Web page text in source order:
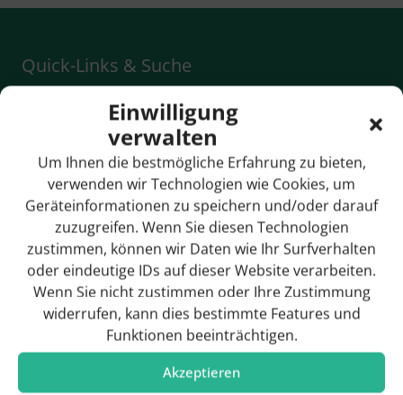
Einwilligung
verwalten
Um Ihnen die bestmögliche Erfahrung zu bieten,
verwenden wir Technologien wie Cookies, um
Geräteinformationen zu speichern und/oder darauf
zuzugreifen. Wenn Sie diesen Technologien
zustimmen, können wir Daten wie Ihr Surfverhalten
oder eindeutige IDs auf dieser Website verarbeiten.
Wenn Sie nicht zustimmen oder Ihre Zustimmung
widerrufen, kann dies bestimmte Features und
Funktionen beeinträchtigen.
Akzeptieren
Quick-Links & Suche
Anreise / Ortsplan
Bildergalerie
Breitbandversorgung
Bürgermeister
Gemeinderat
Geschichte
Hotels & Pensionen